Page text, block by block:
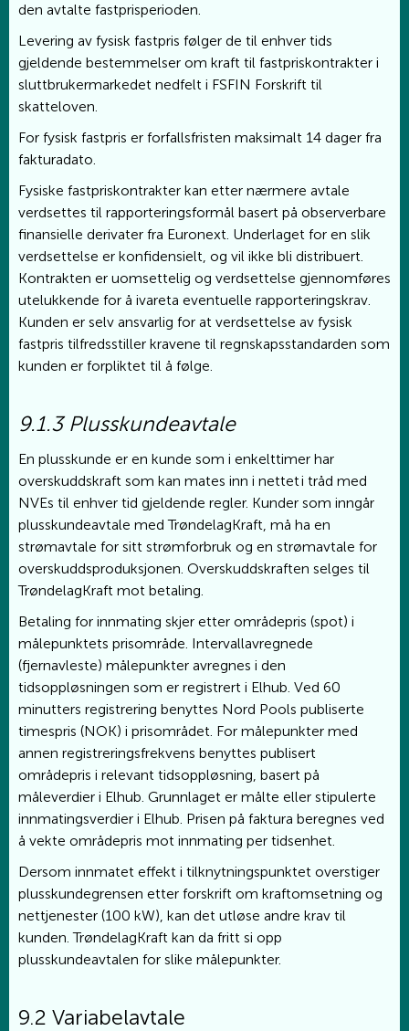
den avtalte fastprisperioden.
Levering av fysisk fastpris følger de til enhver tids
gjeldende bestemmelser om kraft til fastpriskontrakter i
sluttbrukermarkedet nedfelt i FSFIN Forskrift til
skatteloven.
For fysisk fastpris er forfallsfristen maksimalt 14 dager fra
fakturadato.
Fysiske fastpriskontrakter kan etter nærmere avtale
verdsettes til rapporteringsformål basert på observerbare
finansielle derivater fra Euronext. Underlaget for en slik
verdsettelse er konfidensielt, og vil ikke bli distribuert.
Kontrakten er uomsettelig og verdsettelse gjennomføres
utelukkende for å ivareta eventuelle rapporteringskrav.
Kunden er selv ansvarlig for at verdsettelse av fysisk
fastpris tilfredsstiller kravene til regnskapsstandarden som
kunden er forpliktet til å følge.
9.1.3 Plusskundeavtale
En plusskunde er en kunde som i enkelttimer har
overskuddskraft som kan mates inn i nettet i tråd med
NVEs til enhver tid gjeldende regler. Kunder som inngår
plusskundeavtale med TrøndelagKraft, må ha en
strømavtale for sitt strømforbruk og en strømavtale for
overskuddsproduksjonen. Overskuddskraften selges til
TrøndelagKraft mot betaling.
Betaling for innmating skjer etter områdepris (spot) i
målepunktets prisområde. Intervallavregnede
(fjernavleste) målepunkter avregnes i den
tidsoppløsningen som er registrert i Elhub. Ved 60
minutters registrering benyttes Nord Pools publiserte
timespris (NOK) i prisområdet. For målepunkter med
annen registreringsfrekvens benyttes publisert
områdepris i relevant tidsoppløsning, basert på
måleverdier i Elhub. Grunnlaget er målte eller stipulerte
innmatingsverdier i Elhub. Prisen på faktura beregnes ved
å vekte områdepris mot innmating per tidsenhet.
Dersom innmatet effekt i tilknytningspunktet overstiger
plusskundegrensen etter forskrift om kraftomsetning og
nettjenester (100 kW), kan det utløse andre krav til
kunden. TrøndelagKraft kan da fritt si opp
plusskundeavtalen for slike målepunkter.
9.2 Variabelavtale